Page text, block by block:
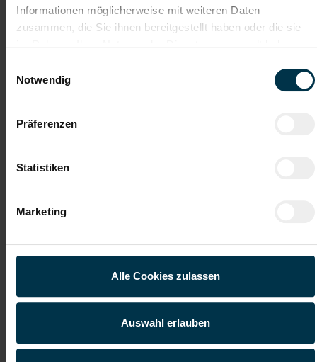
Informationen möglicherweise mit weiteren Daten
zusammen, die Sie ihnen bereitgestellt haben oder die sie
Notwendig
Präferenzen
Statistiken
Marketing
Alle Cookies zulassen
Auswahl erlauben
Ich habe die
Rahmen meiner Initiativbewerbung für die Dauer von drei
Jahren verarbeitet werden dürfen.*